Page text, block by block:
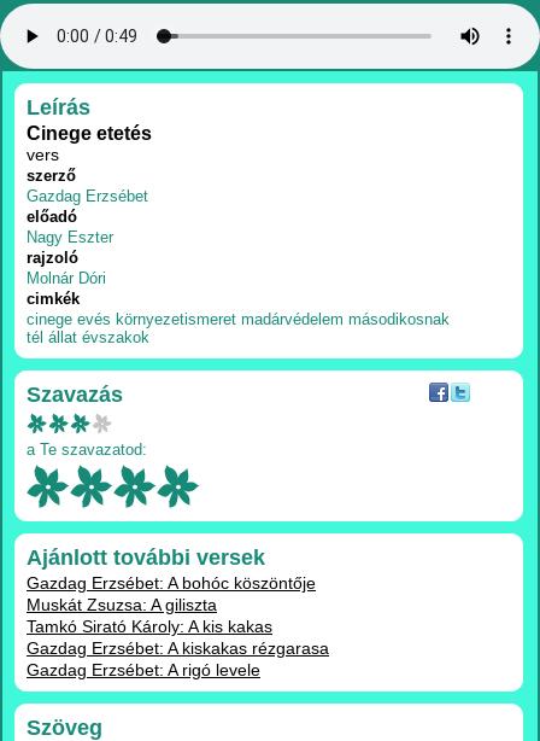
RÉSZLETEK
Leírás
Cinege etetés
vers
szerző
Gazdag Erzsébet
előadó
Nagy Eszter
rajzoló
Molnár Dóri
cimkék
cinege evés környezetismeret madárvédelem másodikosnak
tél állat évszakok
Szavazás
a Te szavazatod:
Ajánlott további versek
Gazdag Erzsébet: A bohóc köszöntője
Muskát Zsuzsa: A giliszta
Tamkó Sirató Károly: A kis kakas
Gazdag Erzsébet: A kiskakas rézgarasa
Gazdag Erzsébet: A rigó levele
Szöveg